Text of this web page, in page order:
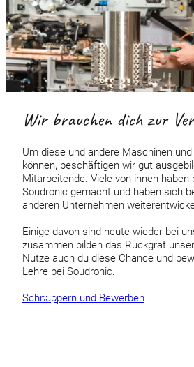
Wir brauchen dich zur
Um diese und andere Maschinen
können, beschäftigen wir gut
Mitarbeitende. Viele von ihnen
Soudronic gemacht und haben sich
anderen Unternehmen
Einige davon sind heute wieder bei
zusammen bilden das Rückgrat
Nutze auch du diese Chance und
Lehre bei Soudronic.
Schnuppern und Bewerben